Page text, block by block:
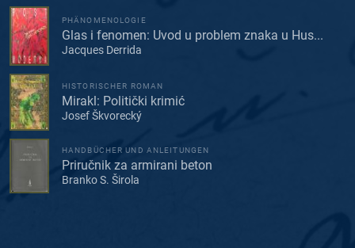
PHÄNOMENOLOGIE
Glas i fenomen: Uvod u problem znaka u Hus...
Jacques Derrida
HISTORISCHER ROMAN
Mirakl: Politički krimić
Josef Škvorecký
HANDBÜCHER UND ANLEITUNGEN
Priručnik za armirani beton
Branko S. Širola